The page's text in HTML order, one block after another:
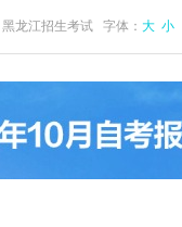
龙江招生考试 字体： 大 小